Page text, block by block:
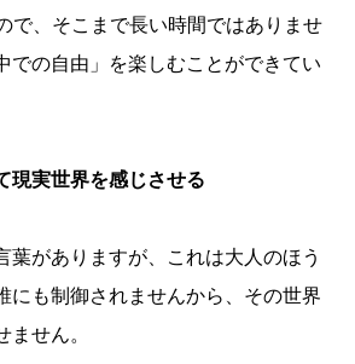
で、そこまで長い時間ではありませ
での自由」を楽しむことができてい
現実世界を感じさせる
葉がありますが、これは大人のほう
にも制御されませんから、その世界
せん。